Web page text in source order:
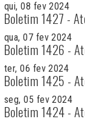
qui, 08 fev 2024
Boletim 1427 -
qua, 07 fev 2024
Boletim 1426 -
ter, 06 fev 2024
Boletim 1425 -
seg, 05 fev 2024
Boletim 1424 -